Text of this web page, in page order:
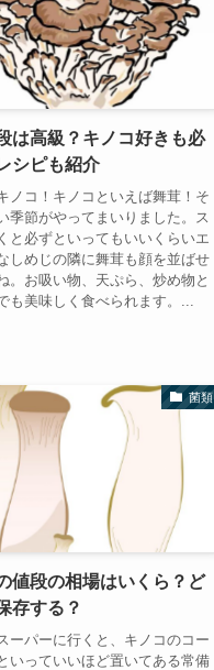
は高級？キノコ好きも必
シピも紹介
ノコ！キノコといえば舞茸！そ
季節がやってまいりました。ス
と必ずといってもいいくらいエ
しめじの隣に舞茸も顔を並ばせ
。お吸い物、天ぷら、炒め物と
も美味しく食べられます。...
菌類
値段の相場はいくら？ど
存する？
ーパーに行くと、キノコのコー
いっていいほど置いてある常備